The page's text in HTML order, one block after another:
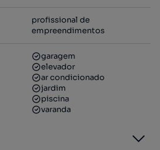
profissional de
empreendimentos
garagem
elevador
ar condicionado
jardim
piscina
varanda